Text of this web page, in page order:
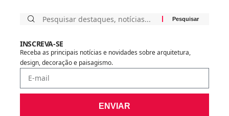
INSCREVA-SE
Receba as principais notícias e novidades sobre arquitetura,
design, decoração e paisagismo.
ENVIAR